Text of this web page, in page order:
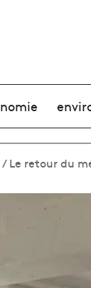
/Le retour du